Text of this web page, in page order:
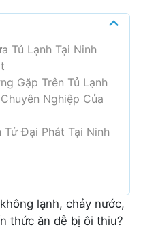
Tủ Lạnh Tại Ninh
Gặp Trên Tủ Lạnh
Nghiệp Của
Tử Đại Phát Tại Ninh
lạnh, chảy nước,
thức ăn dễ bị ôi thiu?